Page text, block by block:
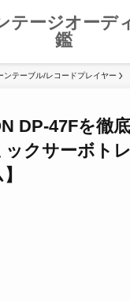
テージオーデ
鑑
ンテーブル/レコードプレイヤー
DP-47Fを徹
ックサーボト